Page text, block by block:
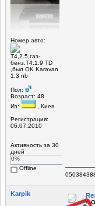
Номер авто:
Т4,2.5,газ-
бенз,Т4,1.9 TD
,был OK Karavan
1.3 nb
Пол:
Возраст: 48
Из:
, Киев
Регистрация:
06.07.2010
Активность за 30
дней
0%
Offline
Karpik
«